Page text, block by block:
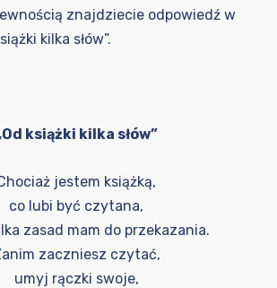
znajdziecie odpowiedź w
kilka słów”.
książki kilka słów”
jestem książką,
co lubi być czytana,
zasad mam do przekazania.
zaczniesz czytać,
umyj rączki swoje,